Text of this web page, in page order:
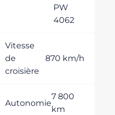
PW
4062
Vitesse
de
croisière
870 km/h
Autonomie
7 800
km